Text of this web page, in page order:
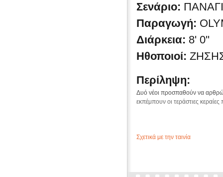
Σενάριο:
Παραγωγή:
Διάρκεια: 8' 0''
Ηθοποιοί:
Περίληψη:
Δυό νέοι προσπαθούν να
εκπέμπουν οι τεράστιες
Σχετικά με την ταινία